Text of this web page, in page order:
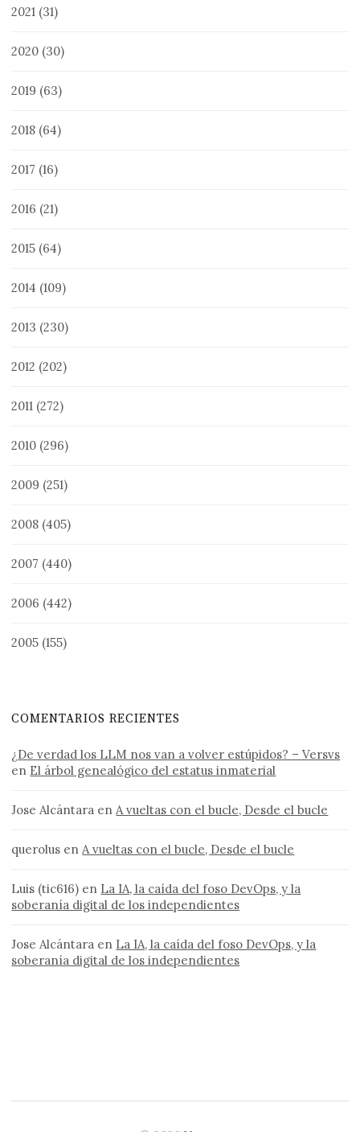
2021 (31)
2020 (30)
2019 (63)
2018 (64)
2017 (16)
2016 (21)
2015 (64)
2014 (109)
2013 (230)
2012 (202)
2011 (272)
2010 (296)
2009 (251)
2008 (405)
2007 (440)
2006 (442)
2005 (155)
COMENTARIOS RECIENTES
¿De verdad los LLM nos van a volver estúpidos? – Versvs
en El árbol genealógico del estatus inmaterial
Jose Alcántara enA vueltas con el bucle, Desde el bucle
querolus enA vueltas con el bucle, Desde el bucle
Luis (tic616) en La IA, la caída del foso DevOps, y la
soberanía digital de los independientes
Jose Alcántara en La IA, la caída del foso DevOps, y la
soberanía digital de los independientes